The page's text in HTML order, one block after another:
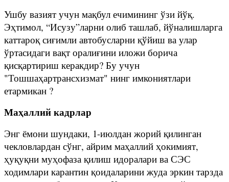
Ушбу вазият учун мақбул ечимининг ўзи йўқ.
Эҳтимол, “Исузу”ларни олиб ташлаб, йўналишларга
каттароқ сиғимли автобусларни қўйиш ва улар
ўртасидаги вақт оралиғини иложи борича
қисқартириш керакдир? Бу учун
"Тошшаҳартрансхизмат" нинг имкониятлари
етармикан ?
Маҳаллий кадрлар
Энг ёмони шундаки, 1-июлдан жорий қилинган
чекловлардан сўнг, айрим маҳаллий ҳокимият,
ҳуқуқни муҳофаза қилиш идоралари ва СЭС
ходимлари карантин қоидаларини жуда эркин тарзда